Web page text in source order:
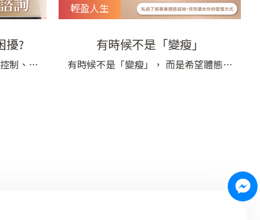
擾?
制、運
減脂採
輕盈人生
有時候不是「變瘦」
有時候不是「變瘦」， 而是希望體態更